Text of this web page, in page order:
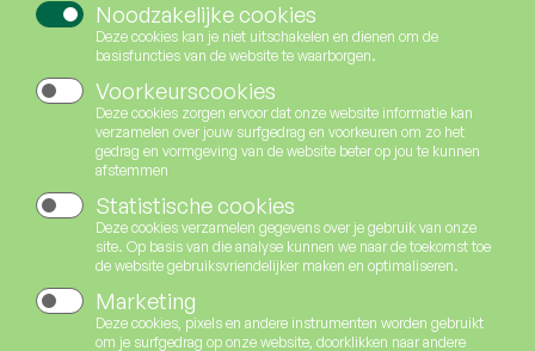
Noodzakelijke cookies
Deze cookies kan je niet uitschakelen en dienen om de
basisfuncties van de website te waarborgen.
Voorkeurscookies
Deze cookies zorgen ervoor dat onze website informatie kan
verzamelen over jouw surfgedrag en voorkeuren om zo het
gedrag en vormgeving van de website beter op jou te kunnen
afstemmen
Statistische cookies
Deze cookies verzamelen gegevens over je gebruik van onze
site. Op basis van die analyse kunnen we naar de toekomst toe
de website gebruiksvriendelijker maken en optimaliseren.
Marketing
Deze cookies, pixels en andere instrumenten worden gebruikt
om je surfgedrag op onze website, doorklikken naar andere
praktisch